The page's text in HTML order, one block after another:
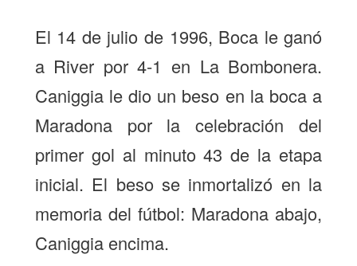
El 14 de julio de 1996, Boca le ganó
a River por 4-1 en La Bombonera.
Caniggia le dio un beso en la boca a
Maradona por la celebración del
primer gol al minuto 43 de la etapa
inicial. El beso se inmortalizó en la
memoria del fútbol: Maradona abajo,
Caniggia encima.